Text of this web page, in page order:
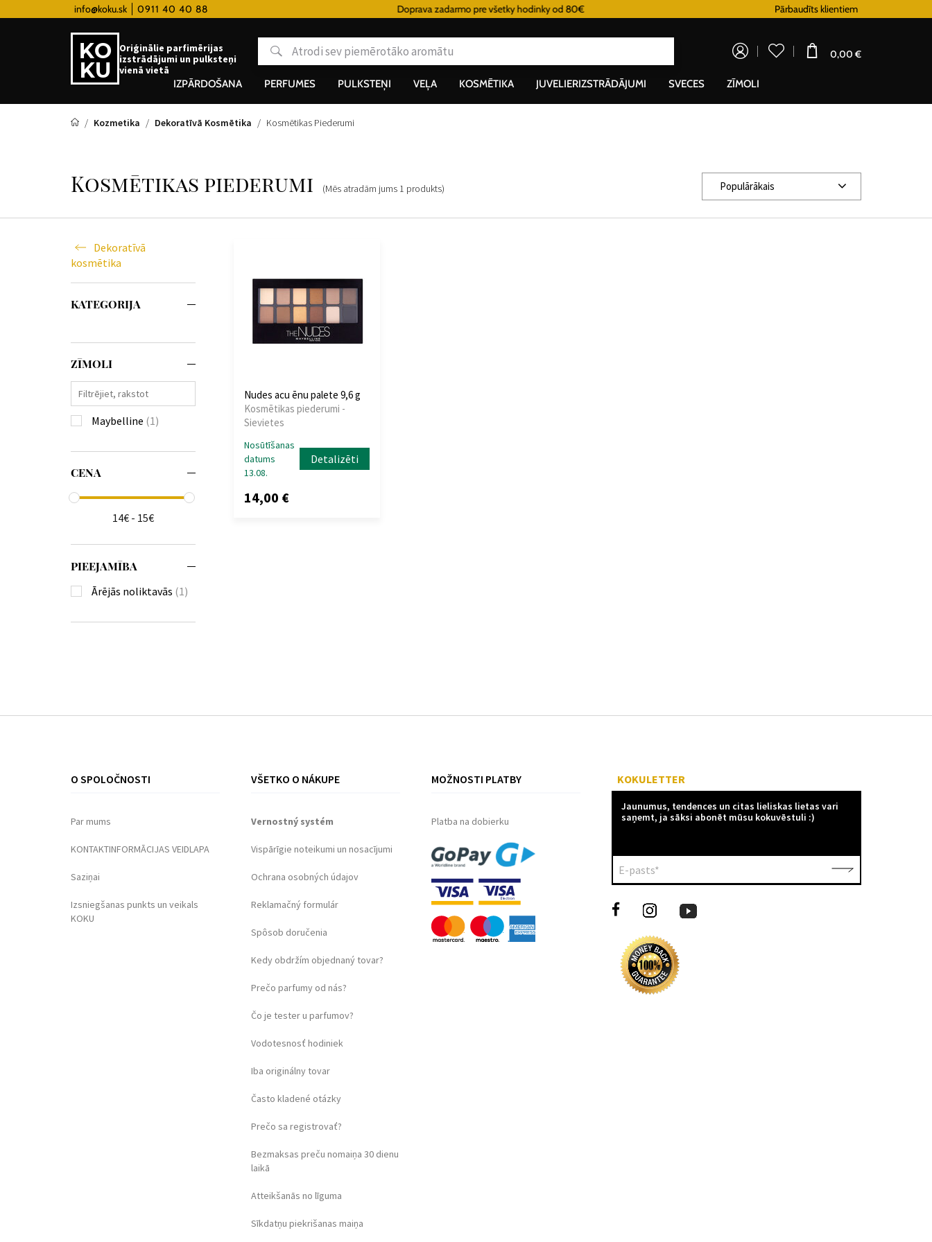
info@koku.sk 0911 40 40 88Lojalitātes programma Doprava zadarmo pre všetky hodinky od 80€ Pārbaudīts klientiem
Oriģinālie parfimērijas
izstrādājumi un pulksteņi
vienā vietā
0,00 €
IZPĀRDOŠANA PERFUMES PULKSTEŅI VEĻA KOSMĒTIKA JUVELIERIZSTRĀDĀJUMI SVECES ZĪMOLI
Kozmetika Dekoratīvā Kosmētika Kosmētikas Piederumi
Kosmētikas piederumi (Mēs atradām jums 1 produkts) Populārākais
Dekoratīvā
kosmētika
KATEGORIJA
ZĪMOLI
Maybelline (1)
CENA
14€ - 15€
PIEEJAMĪBA
Ārējās noliktavās (1)
Nudes acu ēnu palete 9,6 g
Kosmētikas piederumi -
Sievietes
Nosūtīšanas
datums
13.08.
Detalizēti
14,00 €
O SPOLOČNOSTI
Par mums
KONTAKTINFORMĀCIJAS VEIDLAPA
Saziņai
Izsniegšanas punkts un veikals
KOKU
VŠETKO O NÁKUPE
Vernostný systém
Vispārīgie noteikumi un nosacījumi
Ochrana osobných údajov
Reklamačný formulár
Spôsob doručenia
Kedy obdržím objednaný tovar?
Prečo parfumy od nás?
Čo je tester u parfumov?
Vodotesnosť hodiniek
Iba originálny tovar
Často kladené otázky
Prečo sa registrovať?
Bezmaksas preču nomaiņa 30 dienu
laikā
Atteikšanās no līguma
Sīkdatņu piekrišanas maiņa
MOŽNOSTI PLATBY
Platba na dobierku
KOKULETTER
Jaunumus, tendences un citas lieliskas lietas vari
saņemt, ja sāksi abonēt mūsu kokuvēstuli :)
E-pasts*